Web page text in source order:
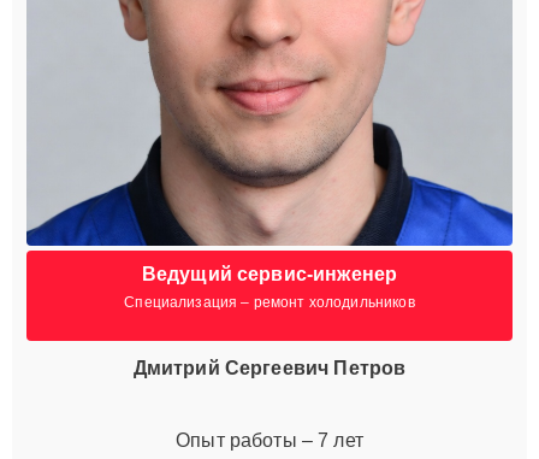
Ведущий сервис-инженер
Специализация – ремонт холодильников
Дмитрий Сергеевич Петров
Опыт работы – 7 лет